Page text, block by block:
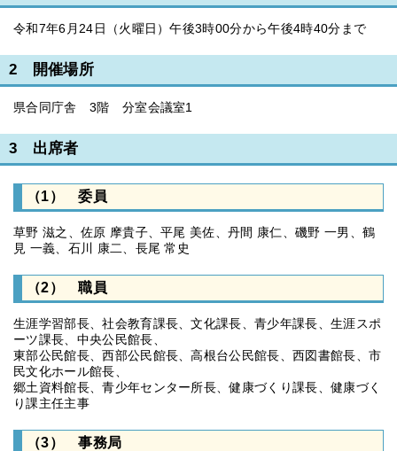
令和7年6月24日（火曜日）午後3時00分から午後4時40分まで
2 開催場所
県合同庁舎 3階 分室会議室1
3 出席者
（1） 委員
草野 滋之、佐原 摩貴子、平尾 美佐、丹間 康仁、磯野 一男、鶴
見 一義、石川 康二、長尾 常史
（2） 職員
生涯学習部長、社会教育課長、文化課長、青少年課長、生涯スポ
ーツ課長、中央公民館長、
東部公民館長、西部公民館長、高根台公民館長、西図書館長、市
民文化ホール館長、
郷土資料館長、青少年センター所長、健康づくり課長、健康づく
り課主任主事
（3） 事務局